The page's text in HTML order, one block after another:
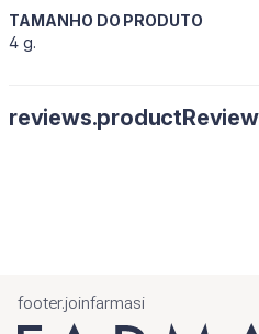
TAMANHO DO PRODUTO
4 g.
footer.joinfarmasi